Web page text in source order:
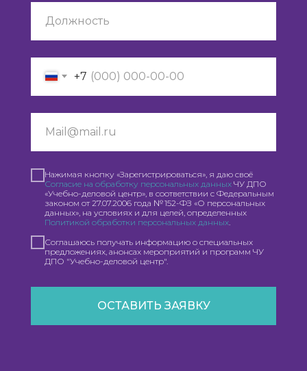
+7
Нажимая кнопку «Зарегистрироваться», я даю своё
Согласие на обработку персональных данных ЧУ ДПО
«Учебно-деловой центр», в соответствии с Федеральным
законом от 27.07.2006 года № 152-ФЗ «О персональных
данных», на условиях и для целей, определенных
Политикой обработки персональных данных.
Соглашаюсь получать информацию о специальных
предложениях, анонсах мероприятий и программ ЧУ
ДПО "Учебно-деловой центр".
ОСТАВИТЬ ЗАЯВКУ